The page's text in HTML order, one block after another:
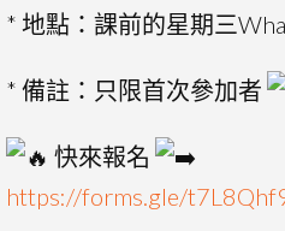
* 地點：課前的星期三
* 備註：只限首次參加者
快來報名
https://forms.gle/